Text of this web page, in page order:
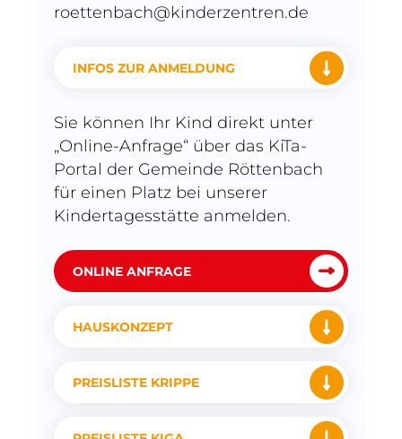
roettenbach@kinderzentren.de
INFOS ZUR ANMELDUNG
Sie können Ihr Kind direkt unter
„Online-Anfrage“ über das KiTa-
Portal der Gemeinde Röttenbach
für einen Platz bei unserer
Kindertagesstätte anmelden.
ONLINE ANFRAGE
HAUSKONZEPT
PREISLISTE KRIPPE